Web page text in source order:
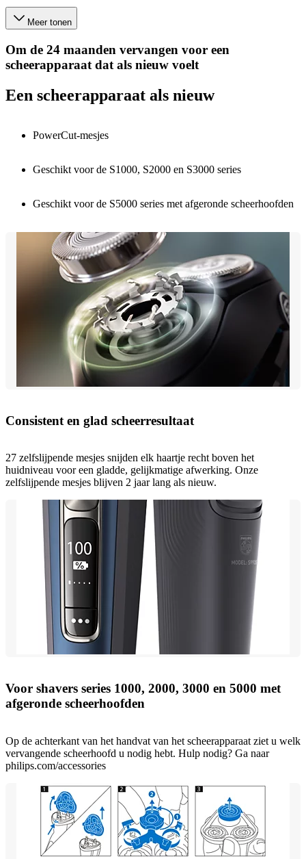
Meer tonen
Om de 24 maanden vervangen voor een
scheerapparaat dat als nieuw voelt
Een scheerapparaat als nieuw
PowerCut-mesjes
Geschikt voor de S1000, S2000 en S3000 series
Geschikt voor de S5000 series met afgeronde scheerhoofden
Consistent en glad scheerresultaat
27 zelfslijpende mesjes snijden elk haartje recht boven het
huidniveau voor een gladde, gelijkmatige afwerking. Onze
zelfslijpende mesjes blijven 2 jaar lang als nieuw.
Voor shavers series 1000, 2000, 3000 en 5000 met
afgeronde scheerhoofden
Op de achterkant van het handvat van het scheerapparaat ziet u welk
vervangende scheerhoofd u nodig hebt. Hulp nodig? Ga naar
philips.com/accessories